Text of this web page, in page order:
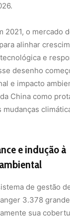
2021, o mercado
alinhar
e
desenho
e impacto
China como
e indução à
de gestão
3.378
sua